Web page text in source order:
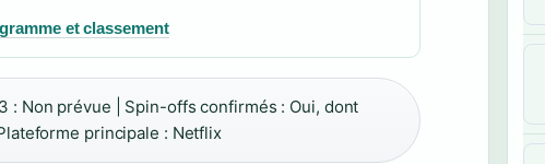
et classement
: Non prévue | Spin-offs confirmés : Oui, dont
principale : Netflix